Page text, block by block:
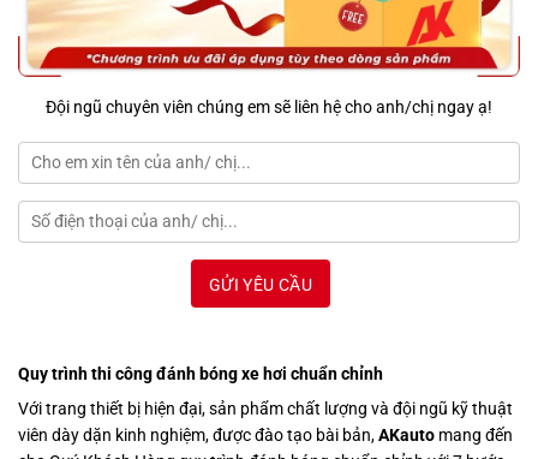
Đội ngũ chuyên viên chúng em sẽ liên hệ cho anh/chị ngay ạ!
Quy trình thi công đánh bóng xe hơi chuẩn chỉnh
Với trang thiết bị hiện đại, sản phẩm chất lượng và đội ngũ kỹ thuật
viên dày dặn kinh nghiệm, được đào tạo bài bản,AKauto mang đến